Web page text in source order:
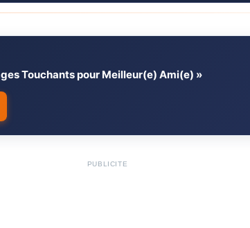
Touchants pour Meilleur(e) Ami(e) »
PUBLICITÉ